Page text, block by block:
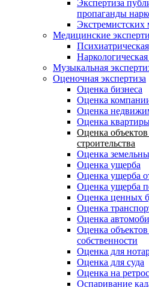
Экспертиза
пропаганды
Экстремистских
Медицинские
Психиатрическая
Наркологическая
Музыкальная
Оценочная экспертиза
Оценка бизнеса
Оценка
Оценка
Оценка
Оценка
строительства
Оценка
Оценка ущерба
Оценка ущерба
Оценка ущерба
Оценка ценных
Оценка
Оценка
Оценка
собственности
Оценка для
Оценка для суда
Оценка на
Оспаривание